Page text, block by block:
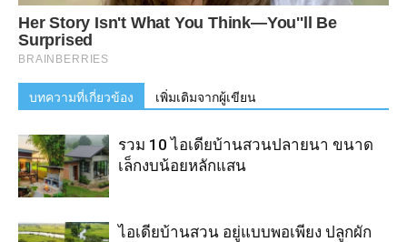
บทความที่เกี่ยวข้อง เพิ่มเติมจากผู้เขียน
รวม 10 ไอเดียบ้านสวนปลายนา ขนาด
เล็กงบน้อยหลักแสน
ไอเดียบ้านสวน อยู่แบบพอเพียง ปลูกผัก